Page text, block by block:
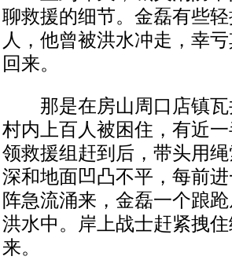
聊救援的细节。金磊有些
人，他曾被洪水冲走，幸
回来。
那是在房山周口店镇瓦
村内上百人被困住，有近
领救援组赶到后，带头用
深和地面凹凸不平，每前
阵急流涌来，金磊一个踉
洪水中。岸上战士赶紧拽
来。